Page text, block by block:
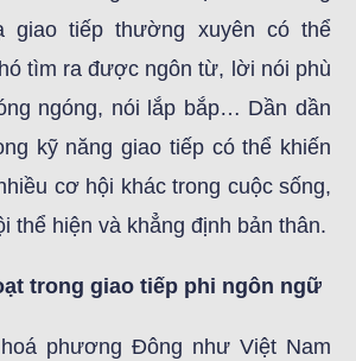
giao tiếp thường xuyên có thể
tìm ra được ngôn từ, lời nói phù
ngóng, nói lắp bắp… Dần dần
kỹ năng giao tiếp có thể khiến
cơ hội khác trong cuộc sống,
thể hiện và khẳng định bản thân.
trong giao tiếp phi ngôn ngữ
phương Đông như Việt Nam